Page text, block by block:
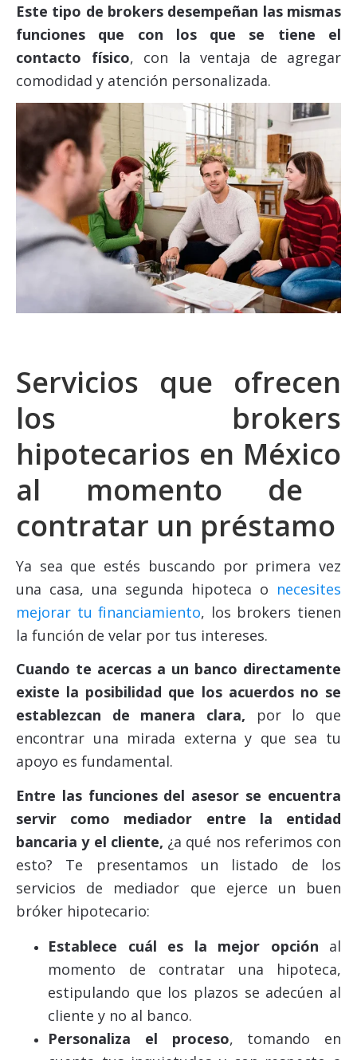
Este tipo de brokers desempeñan las mismas
funciones que con los que se tiene el
contacto físico, con la ventaja de agregar
comodidad y atención personalizada.
Servicios que ofrecen
los brokers
hipotecarios en México
al momento de
contratar un préstamo
Ya sea que estés buscando por primera vez
una casa, una segunda hipoteca o necesites
mejorar tu financiamiento, los brokers tienen
la función de velar por tus intereses.
Cuando te acercas a un banco directamente
existe la posibilidad que los acuerdos no se
establezcan de manera clara, por lo que
encontrar una mirada externa y que sea tu
apoyo es fundamental.
Entre las funciones del asesor se encuentra
servir como mediador entre la entidad
bancaria y el cliente, ¿a qué nos referimos con
esto? Te presentamos un listado de los
servicios de mediador que ejerce un buen
bróker hipotecario:
Establece cuál es la mejor opción al
momento de contratar una hipoteca,
estipulando que los plazos se adecúen al
cliente y no al banco.
Personaliza el proceso, tomando en